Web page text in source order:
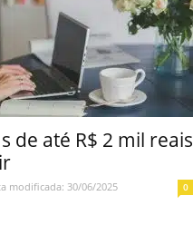
de até R$ 2 mil reais
modificada: 30/06/2025 0